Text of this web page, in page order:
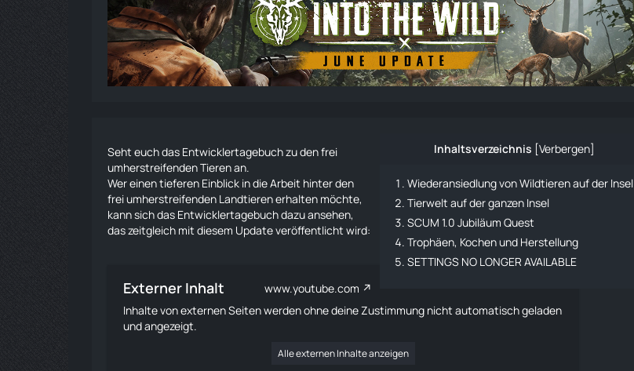
Inhaltsverzeichnis [Verbergen]
Wiederansiedlung von Wildtieren auf der Insel
Tierwelt auf der ganzen Insel
SCUM 1.0 Jubiläum Quest
Trophäen, Kochen und Herstellung
SETTINGS NO LONGER AVAILABLE
Seht euch das Entwicklertagebuch zu den frei
umherstreifenden Tieren an.
Wer einen tieferen Einblick in die Arbeit hinter den
frei umherstreifenden Landtieren erhalten möchte,
kann sich das Entwicklertagebuch dazu ansehen,
das zeitgleich mit diesem Update veröffentlicht wird:
Externer Inhalt
www.youtube.com
Inhalte von externen Seiten werden ohne deine Zustimmung nicht automatisch geladen
und angezeigt.
Alle externen Inhalte anzeigen